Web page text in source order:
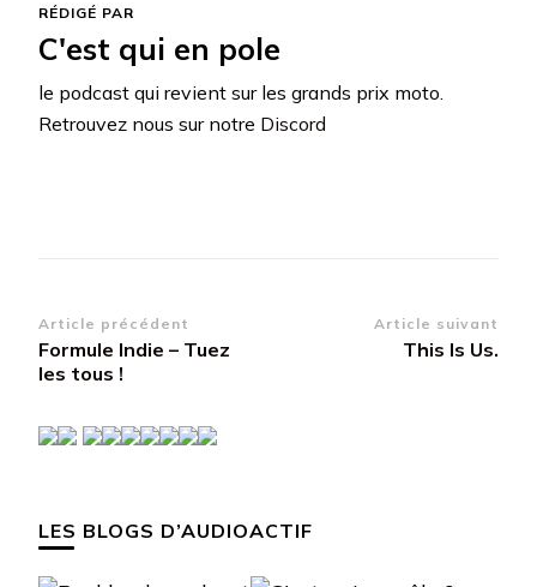
RÉDIGÉ PAR
C'est qui en pole
le podcast qui revient sur les grands prix moto.
Retrouvez nous sur notre Discord
Navigation
d’article
Article précédent
Formule Indie – Tuez
les tous !
Article suivant
This Is Us.
LES BLOGS D’AUDIOACTIF